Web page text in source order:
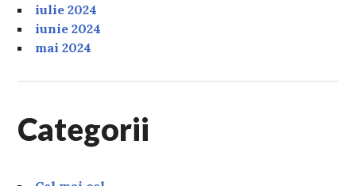
iulie 2024
iunie 2024
mai 2024
Categorii